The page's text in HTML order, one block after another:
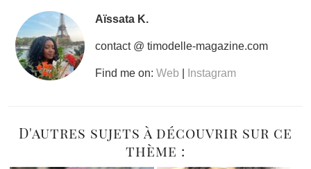
Aïssata K.
contact @ timodelle-magazine.com
Find me on: Web Instagram
D'autres sujets à découvrir sur ce
thème :